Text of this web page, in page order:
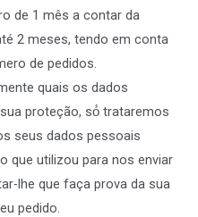
de 1 mês a contar da
2 meses, tendo em conta
de pedidos.
quais os dados
proteção, só́ trataremos
seus dados pessoais
que utilizou para nos enviar
lhe que faça prova da sua
pedido.